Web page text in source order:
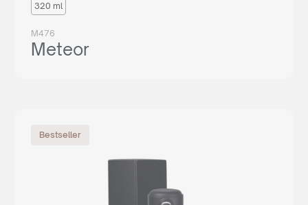
320 ml
M476
Meteor
Bestseller